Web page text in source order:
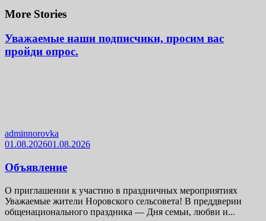
More Stories
Уважаемые наши подписчики, просим вас
пройди опрос.
adminnorovka
01.08.202601.08.2026
Объявление
О приглашении к участию в праздничных мероприятиях
Уважаемые жители Норовского сельсовета! В преддверии
общенационального праздника — Дня семьи, любви и...